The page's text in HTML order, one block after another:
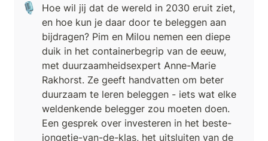
🎙️
Hoe wil jij dat de wereld in 2030 eruit ziet,
en hoe kun je daar door te beleggen aan
bijdragen? Pim en Milou nemen een diepe
duik in het containerbegrip van de eeuw,
met duurzaamheidsexpert Anne-Marie
Rakhorst. Ze geeft handvatten om beter
duurzaam te leren beleggen - iets wat elke
weldenkende belegger zou moeten doen.
Een gesprek over investeren in het beste-
jongetje-van-de-klas, het uitsluiten van de